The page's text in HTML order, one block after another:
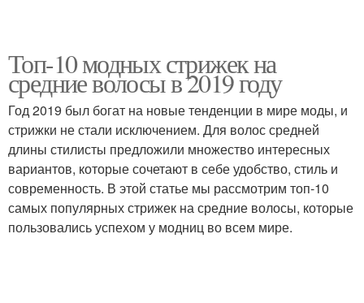
Топ-10 модных стрижек на
средние волосы в 2019 году
Год 2019 был богат на новые тенденции в мире моды, и
стрижки не стали исключением. Для волос средней
длины стилисты предложили множество интересных
вариантов, которые сочетают в себе удобство, стиль и
современность. В этой статье мы рассмотрим топ-10
самых популярных стрижек на средние волосы, которые
пользовались успехом у модниц во всем мире.